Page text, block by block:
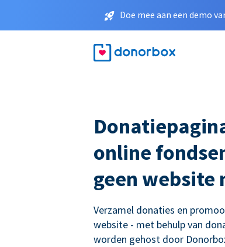
Doe mee aan een demo
online
geen website
Verzamel donaties en
website - met behulp van
worden gehost door